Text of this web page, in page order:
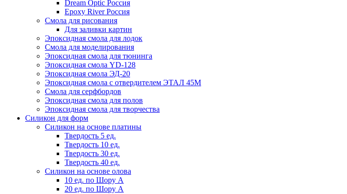
Dream Optic Россия
Epoxy River Россия
Смола для рисования
Для заливки картин
Эпоксидная смола для лодок
Смола для моделирования
Эпоксидная смола для тюнинга
Эпоксидная смола YD-128
Эпоксидная смола ЭД-20
Эпоксидная смола с отвердителем ЭТАЛ 45М
Смола для серфбордов
Эпоксидная смола для полов
Эпоксидная смола для творчества
Силикон для форм
Силикон на основе платины
Твердость 5 ед.
Твердость 10 ед.
Твердость 30 ед.
Твердость 40 ед.
Силикон на основе олова
10 ед. по Шору А
20 ед. по Шору А